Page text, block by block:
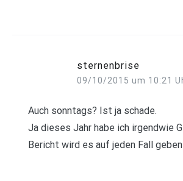
sternenbrise
09/10/2015 um 10:21
Auch sonntags? Ist ja schade.
Ja dieses Jahr habe ich irgendwie
Bericht wird es auf jeden Fall